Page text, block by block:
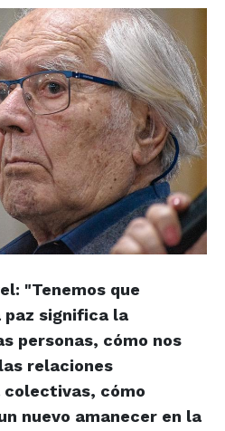
"Tenemos que
significa la
personas, cómo nos
relaciones
colectivas, cómo
nuevo amanecer en la